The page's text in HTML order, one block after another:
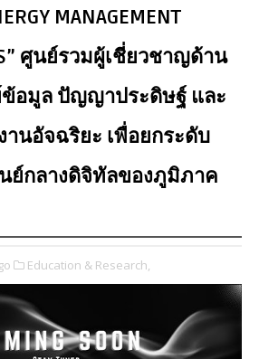
MANAGEMENT
ศูนย์รวมผู้เชี่ยวชาญด้าน
อมูล ปัญญาประดิษฐ์ และ
านอัจฉริยะ เพื่อยกระดับ
ย์กลางดิจิทัลของภูมิภาค
Education & Research,